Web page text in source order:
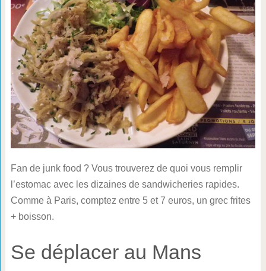
Fan de junk food ? Vous trouverez de quoi vous remplir
l’estomac avec les dizaines de sandwicheries rapides.
Comme à Paris, comptez entre 5 et 7 euros, un grec frites
+ boisson.
Se déplacer au Mans